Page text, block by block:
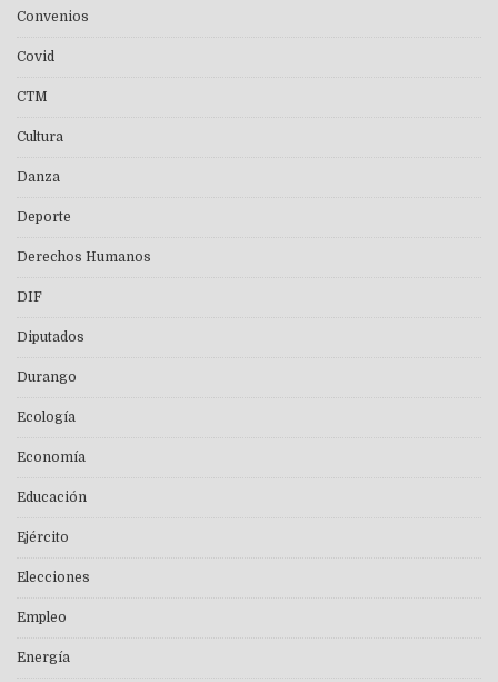
Convenios
Covid
CTM
Cultura
Danza
Deporte
Derechos Humanos
DIF
Diputados
Durango
Ecología
Economía
Educación
Ejército
Elecciones
Empleo
Energía